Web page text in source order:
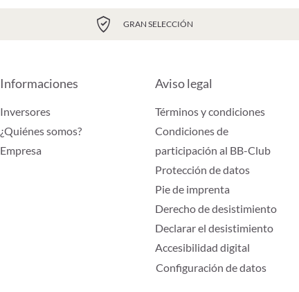
GRAN SELECCIÓN
Informaciones
Inversores
¿Quiénes somos?
Empresa
Aviso legal
Términos y condiciones
Condiciones de
participación al BB-Club
Protección de datos
Pie de imprenta
Derecho de desistimiento
Declarar el desistimiento
Accesibilidad digital
Configuración de datos